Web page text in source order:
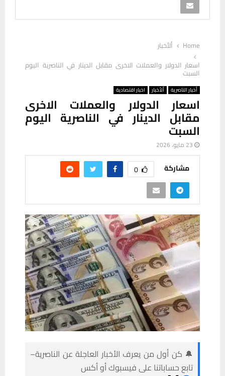
Home
ألأخبار
اسعار الدولار والعملات الاخرى مقابل الدينار في الناصرية اليوم
السبت
أخبار الناصرية ألأخبار اخبار اقتصادية
اسعار الدولار والعملات الاخرى
مقابل الدينار في الناصرية اليوم
السبت
23 مايو، 2026
مشاركة 0
🔔 كن أول من يعرف الأخبار العاجلة عن الناصرية–
تابع حساباتنا على فيسبوك أو أكس